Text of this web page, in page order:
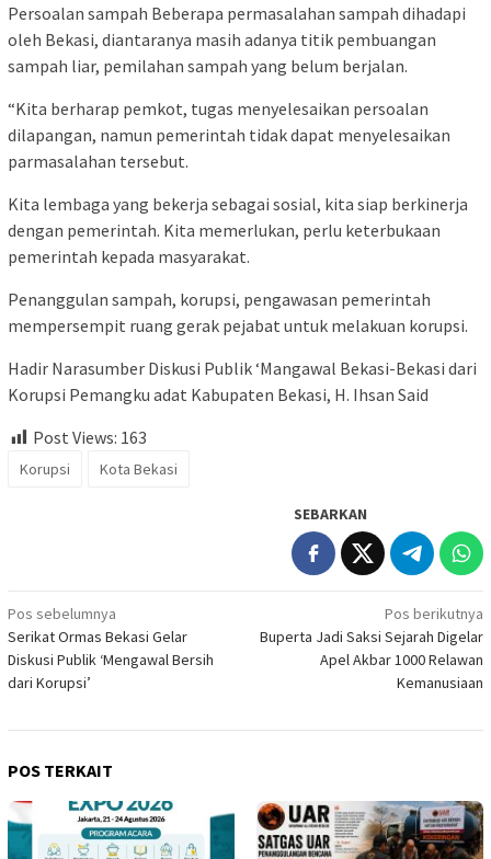
Persoalan sampah Beberapa permasalahan sampah dihadapi
oleh Bekasi, diantaranya masih adanya titik pembuangan
sampah liar, pemilahan sampah yang belum berjalan.
“Kita berharap pemkot, tugas menyelesaikan persoalan
dilapangan, namun pemerintah tidak dapat menyelesaikan
parmasalahan tersebut.
Kita lembaga yang bekerja sebagai sosial, kita siap berkinerja
dengan pemerintah. Kita memerlukan, perlu keterbukaan
pemerintah kepada masyarakat.
Penanggulan sampah, korupsi, pengawasan pemerintah
mempersempit ruang gerak pejabat untuk melakuan korupsi.
Hadir Narasumber Diskusi Publik ‘Mangawal Bekasi-Bekasi dari
Korupsi Pemangku adat Kabupaten Bekasi, H. Ihsan Said
Post Views: 163
Korupsi Kota Bekasi
SEBARKAN
Navigasi
pos
Pos sebelumnya
Serikat Ormas Bekasi Gelar
Diskusi Publik ‘Mengawal Bersih
dari Korupsi’
Pos berikutnya
Buperta Jadi Saksi Sejarah Digelar
Apel Akbar 1000 Relawan
Kemanusiaan
POS TERKAIT